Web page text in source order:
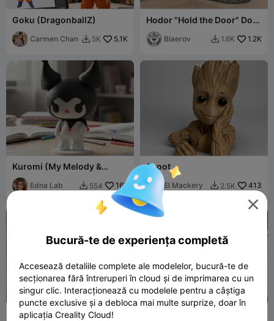
Goku (DragonballZ)
Carmen Chan  5K 5.1K
Hodor "Hold the Door" Door
Stopper
Blaerov  1.6K 1.2K
Kuromi (My Melody &
Kuromi)
Edna Lab  554 162
Groot
El Mackery  2.5K 413
GIF
Predator

Bucură-te de experiența completă
Accesează detaliile complete ale modelelor, bucură-te de
secționarea fără întreruperi în cloud și de imprimarea cu un
singur clic. Interacționează cu modelele pentru a câștiga
puncte exclusive și a debloca mai multe surprize, doar în
aplicația Creality Cloud!